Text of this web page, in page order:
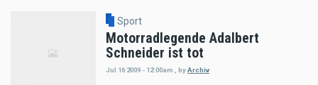
Sport
Motorradlegende Adalbert
Schneider ist tot
Jul 16 2009 - 12:00am , byArchiv